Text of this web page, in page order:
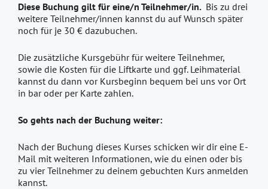
Diese Buchung gilt für eine/n Teilnehmer/in. Bis zu drei
weitere Teilnehmer/innen kannst du auf Wunsch später
noch für je 30 € dazubuchen.
Die zusätzliche Kursgebühr für weitere Teilnehmer,
sowie die Kosten für die Liftkarte und ggf. Leihmaterial
kannst du dann vor Kursbeginn bequem bei uns vor Ort
in bar oder per Karte zahlen.
So gehts nach der Buchung weiter:
Nach der Buchung dieses Kurses schicken wir dir eine E-
Mail mit weiteren Informationen, wie du einen oder bis
zu vier Teilnehmer zu deinem gebuchten Kurs anmelden
kannst.